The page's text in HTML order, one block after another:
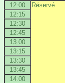
12:00
Réservé
12:15
12:30
12:45
13:00
13:15
13:30
13:45
14:00